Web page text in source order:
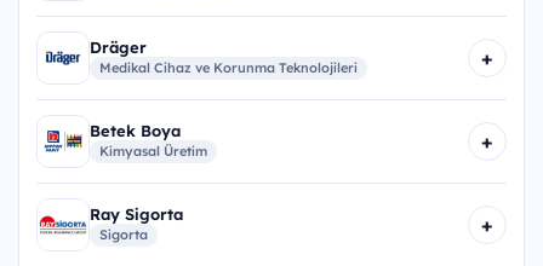
Dräger
Medikal Cihaz ve Korunma Teknolojileri +
Betek Boya
Kimyasal Üretim +
Ray Sigorta
Sigorta +